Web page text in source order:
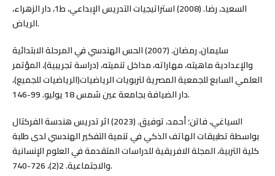
السعيد، رضا. (2008) استراتيجيات التدريس الإبداعي، ط1، دار الزهراء،
الرياض.
سليمان، رمضان. (2007) الحس الهندسي في المرحلة الابتدائية
والإعدادية ماهيته، مهاراته، مداخل تنميته، (دراسة تجريبية)، المؤتمر
العلمي السابع للجمعية المصرية لتربويات الرياضيات(الرياضيات للجميع)،
دار الضيافة بجامعة عين شمس 18 يوليو. 99-146.
السياغي، فاتن؛ أحمد، توفيق. (2023) اثر تدريس هندسة الفركتال
بواسطة تطبيقات الهاتف الذكي في تنمية التفكير الهندسي لدى طلبة
كلية التربية، المجلة الافريقية للدراسات المتقدمة في العلوم الإنسانية
والاجتماعية. 2(2)، 726-740.